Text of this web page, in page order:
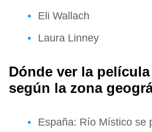
Eli Wallach
Laura Linney
Dónde ver la
según la zona
España: Río Místico se